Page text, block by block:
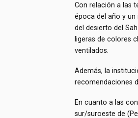
Con relación a las
época del año y
del desierto del
ligeras de colores
ventilados.
Además, la
recomendaciones
En cuanto a las
sur/suroeste de